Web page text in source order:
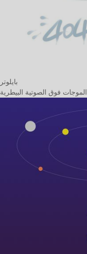
بايلوتر
الموجات فوق الصوتية البيطرية